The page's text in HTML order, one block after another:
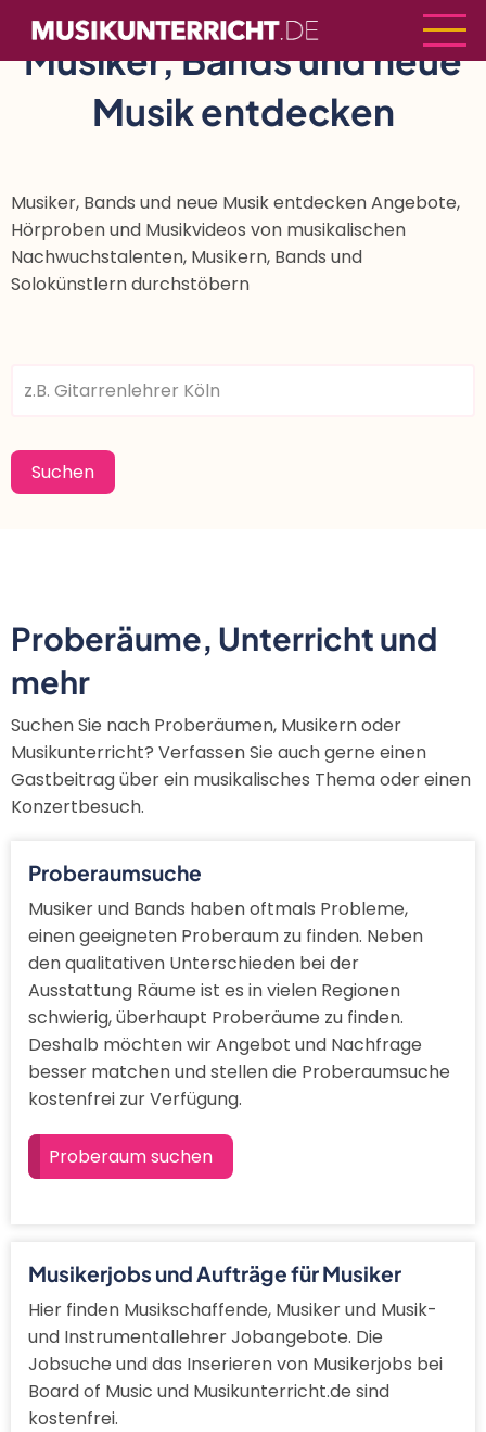
zum
InhaltMusiker, Bands und neue
Musik entdecken
Musiker, Bands und neue Musik entdecken Angebote,
Hörproben und Musikvideos von musikalischen
Nachwuchstalenten, Musikern, Bands und
Solokünstlern durchstöbern
Proberäume, Unterricht und
mehr
Suchen Sie nach Proberäumen, Musikern oder
Musikunterricht? Verfassen Sie auch gerne einen
Gastbeitrag über ein musikalisches Thema oder einen
Konzertbesuch.
Proberaumsuche
Musiker und Bands haben oftmals Probleme,
einen geeigneten Proberaum zu finden. Neben
den qualitativen Unterschieden bei der
Ausstattung Räume ist es in vielen Regionen
schwierig, überhaupt Proberäume zu finden.
Deshalb möchten wir Angebot und Nachfrage
besser matchen und stellen die Proberaumsuche
kostenfrei zur Verfügung.
Proberaum suchen
Musikerjobs und Aufträge für Musiker
Hier finden Musikschaffende, Musiker und Musik-
und Instrumentallehrer Jobangebote. Die
Jobsuche und das Inserieren von Musikerjobs bei
Board of Music und Musikunterricht.de sind
kostenfrei.